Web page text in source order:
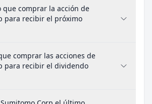
que comprar la acción de
para recibir el próximo
comprar las acciones de
para recibir el dividendo